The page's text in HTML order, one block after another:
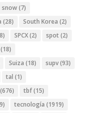
snow(7)
(28) South Korea (2)
SPCX(2) spot (2)
(18)
Suiza (18) supv(93)
tal (1)
(676) tbf(15)
tecnología (1919)